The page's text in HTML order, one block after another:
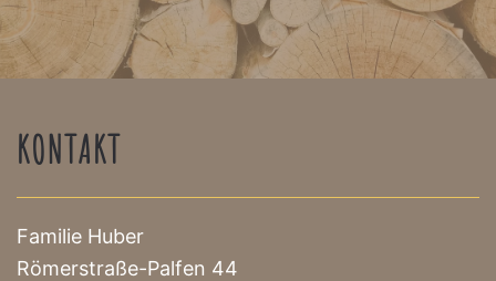
KONTAKT
Familie Huber
Römerstraße-Palfen 44